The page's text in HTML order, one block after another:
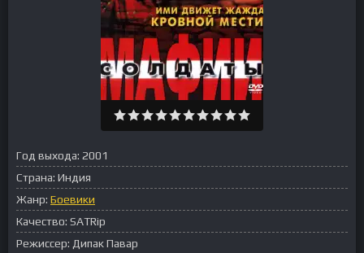
Год выхода: 2001
Страна: Индия
Жанр: Боевики
Качество: SATRip
Режиссер: Дипак Павар